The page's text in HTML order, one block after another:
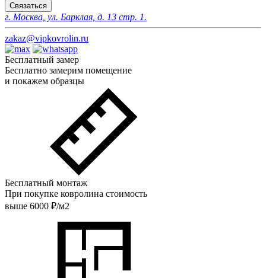
Связаться
г. Москва, ул. Барклая, д. 13 стр. 1.
zakaz@vipkovrolin.ru
Бесплатный замер
Бесплатно замерим помещение
и покажем образцы
Бесплатный монтаж
При покупке ковролина стоимость
выше 6000 ₽/м2